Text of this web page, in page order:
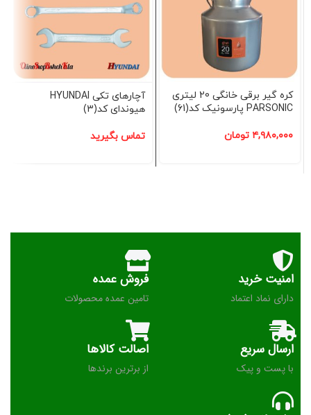
کره گیر برقی خانگی 20 لیتری
PARSONIC پارسونیک کد(61)
۴,۹۸۰,۰۰۰ تومان
آچارهای تکی HYUNDAI
هیوندای کد(3)
تماس بگیرید
امنیت خرید
دارای نماد اعتماد
فروش عمده
تامین عمده محصولات
ارسال سریع
با پست و پیک
اصالت کالاها
از برترین برندها